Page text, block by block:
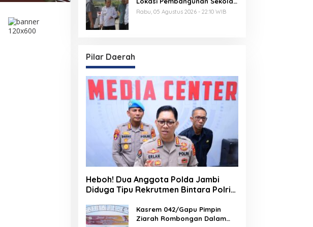
Rakyat dan Lokasi
Rabu, 05 Agustus 2026 - 22:10 WIB
Pilar Daerah
Heboh! Dua Anggota Polda Jambi
Diduga Tipu Rekrutmen Bintara Polri
Kasrem 042/Gapu Pimpin
Ziarah Rombongan Dalam